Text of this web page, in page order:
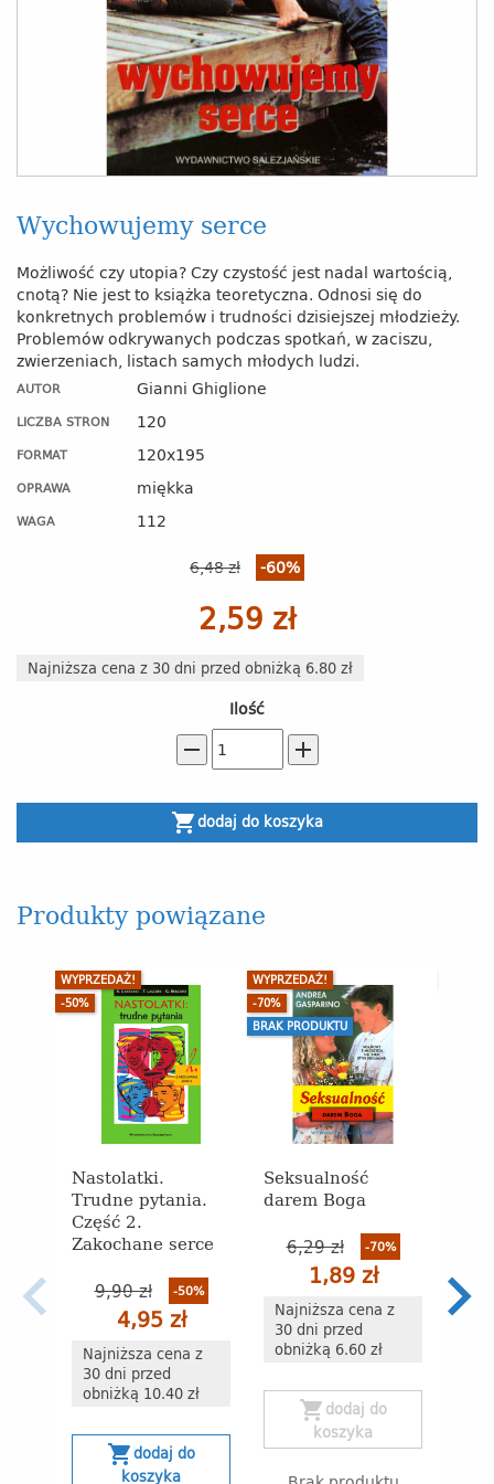
Wychowujemy serce
Możliwość czy utopia? Czy czystość jest nadal wartością,
cnotą? Nie jest to książka teoretyczna. Odnosi się do
konkretnych problemów i trudności dzisiejszej młodzieży.
Problemów odkrywanych podczas spotkań, w zaciszu,
zwierzeniach, listach samych młodych ludzi.
AUTOR Gianni Ghiglione
LICZBA STRON 120
FORMAT 120x195
OPRAWA miękka
WAGA
112
6,48 zł
-60%
2,59 zł
Najniższa cena z 30 dni przed obniżką 6.80 zł
Ilość
remove add
shopping_cartdodaj do koszyka
Produkty powiązane
Nastolatki.
Trudne pytania.
Część 2.
Zakochane serce
9,90 zł -50%
4,95 zł
Najniższa cena z
30 dni przed
obniżką 10.40 zł
WYPRZEDAŻ!
-50%
shopping_cartdodaj do
koszyka
Seksualność
darem Boga
6,29 zł -70%
1,89 zł
Najniższa cena z
30 dni przed
obniżką 6.60 zł
WYPRZEDAŻ!
-70%
BRAK PRODUKTU
shopping_cart dodaj do
koszyka